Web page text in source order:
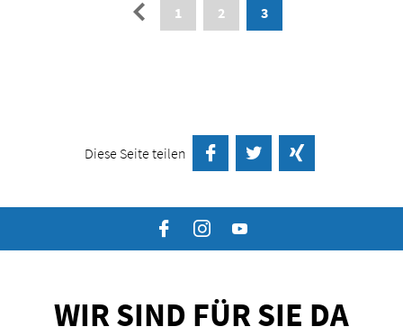
← 1 2 3
Diese Seite teilen auf Facebook teilen
Twittern
WIR SIND FÜR SIE DA
FacebookInstagram